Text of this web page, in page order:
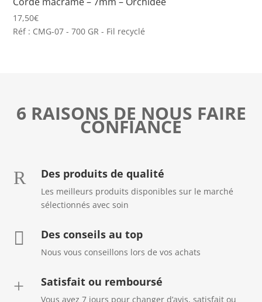
17,50€
Réf : CMG-07 - 700 GR - Fil recyclé
6 RAISONS DE NOUS FAIRE
CONFIANCE
R Des produits de qualité
Les meilleurs produits disponibles sur le marché
sélectionnés avec soin
 Des conseils au top
Nous vous conseillons lors de vos achats
+ Satisfait ou remboursé
Vous avez 7 jours pour changer d’avis, satisfait ou